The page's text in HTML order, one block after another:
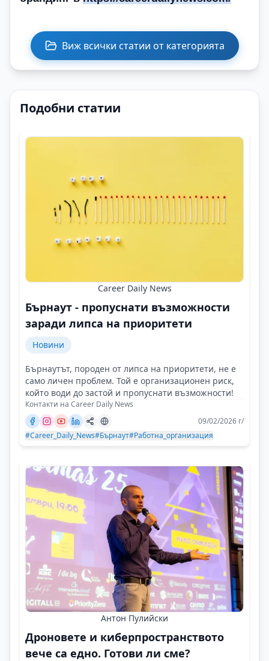
Виж всички статии от категорията
Подобни статии
Career Daily News
Бърнаут - пропуснати възможности
заради липса на приоритети
Новини
Бърнаутът, породен от липса на приоритети, не е
само личен проблем. Той е организационен риск,
който води до застой и пропуснати възможности!
Контакти на Career Daily News
09/02/2026 г/
#Career_Daily_News#Бърнаут#Работна_организация
Антон Пулийски
Дроновете и киберпространството
вече са едно. Готови ли сме?